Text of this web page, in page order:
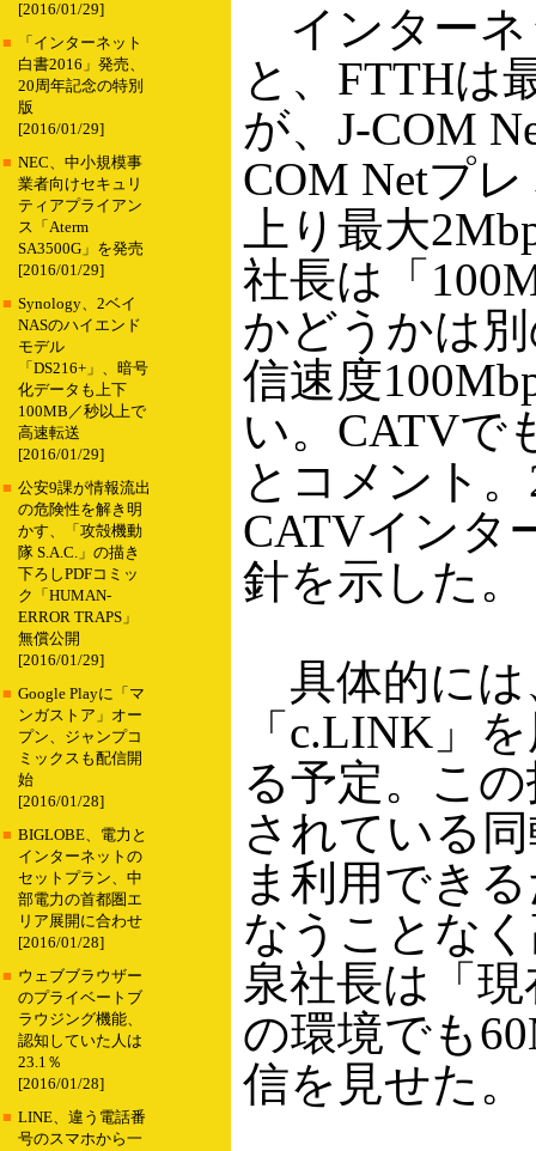
[2016/01/29]
■
「インターネット
白書2016」発売、
20周年記念の特別
版
[2016/01/29]
■ NEC、中小規模事
業者向けセキュリ
ティアプライアン
ス「Aterm
SA3500G」を発売
[2016/01/29]
■ Synology、2ベイ
NASのハイエンド
モデル
「DS216+」、暗号
化データも上下
100MB／秒以上で
高速転送
[2016/01/29]
■ 公安9課が情報流出
の危険性を解き明
かす、「攻殻機動
隊 S.A.C.」の描き
下ろしPDFコミッ
ク「HUMAN-
ERROR TRAPS」
無償公開
[2016/01/29]
■ Google Playに「マ
ンガストア」オー
プン、ジャンプコ
ミックスも配信開
始
[2016/01/28]
■ BIGLOBE、電力と
インターネットの
セットプラン、中
部電力の首都圏エ
リア展開に合わせ
[2016/01/28]
■ ウェブブラウザー
のプライベートブ
ラウジング機能、
認知していた人は
23.1％
[2016/01/28]
■ LINE、違う電話番
号のスマホから一
インターネ
と、FTTHは
が、J-COM
COM Netプ
上り最大
社長は「
かどうかは
信速度
い。CATVで
とコメント
CATVインタ
針を示した。
具体的には
「c.LINK」
る予定。こ
されている
ま利用でき
なうことな
泉社長は「
の環境でも
信を見せた。